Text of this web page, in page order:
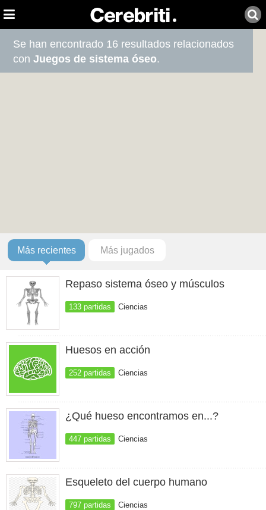
Se han encontrado 16 resultados relacionados
conJuegos de sistema óseo.
Más recientes Más jugados
Repaso sistema óseo y músculos
133 partidas Ciencias
Huesos en acción
252 partidas Ciencias
¿Qué hueso encontramos en...?
447 partidas Ciencias
Esqueleto del cuerpo humano
797 partidas Ciencias